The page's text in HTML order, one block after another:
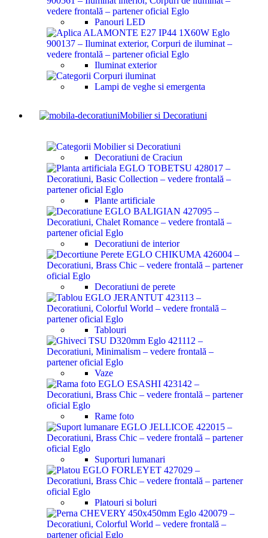
Panouri LED
Iluminat exterior
Lampi de veghe si emergenta
Mobilier si Decoratiuni
Decoratiuni de Craciun
Plante artificiale
Decoratiuni de interior
Decoratiuni de perete
Tablouri
Vaze
Rame foto
Suporturi lumanari
Platouri si boluri